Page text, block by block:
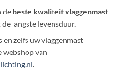
de beste kwaliteit vlaggenmast
langste levensduur.
en zelfs uw vlaggenmast
webshop van
.